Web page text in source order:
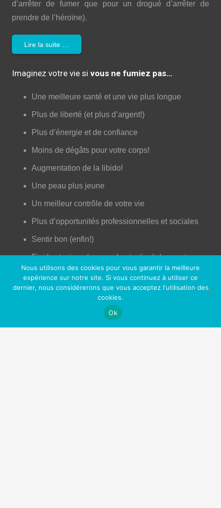
d’arrêter de fumer que pour un drogué d’arrêter de
prendre de l’héroïne).
Lire la suite …
Imaginez votre vie si vous ne fumiez pas…
Une meilleure santé et une vie plus longue
Plus de liberté (et plus d’argent!)
Plus d’énergie et de confiance
Moins de dégâts pour votre corps!
Augmentation de la libido!
Une peau plus jeune
Un meilleur contrôle de votre vie
Plus d’opportunités professionnelles et sociales
Sentir bon (enfin!)
Fini les toxines (comme la nicotine) dans votre
corps
OfficePlus Business Centers
Logidesk – Agenda en ligne partagé
Nous utilisons des cookies pour vous garantir la meilleure
expérience sur notre site. Si vous continuez à utiliser ce
dernier, nous considérerons que vous acceptez l'utilisation des
cookies.
Ok